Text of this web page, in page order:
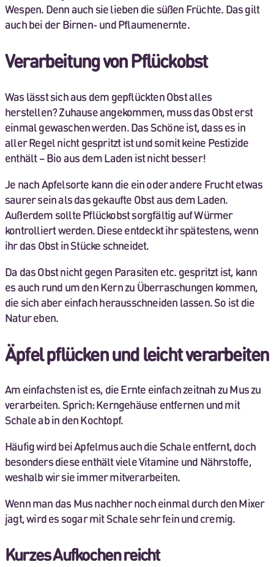
Wespen. Denn auch sie lieben die süßen Früchte. Das gilt
auch bei der Birnen- und Pflaumenernte.
Verarbeitung von Pflückobst
Was lässt sich aus dem gepflückten Obst alles
herstellen? Zuhause angekommen, muss das Obst erst
einmal gewaschen werden. Das Schöne ist, dass es in
aller Regel nicht gespritzt ist und somit keine Pestizide
enthält – Bio aus dem Laden ist nicht besser!
Je nach Apfelsorte kann die ein oder andere Frucht etwas
saurer sein als das gekaufte Obst aus dem Laden.
Außerdem sollte Pflückobst sorgfältig auf Würmer
kontrolliert werden. Diese entdeckt ihr spätestens, wenn
ihr das Obst in Stücke schneidet.
Da das Obst nicht gegen Parasiten etc. gespritzt ist, kann
es auch rund um den Kern zu Überraschungen kommen,
die sich aber einfach herausschneiden lassen. So ist die
Natur eben.
Äpfel pflücken und leicht verarbeiten
Am einfachsten ist es, die Ernte einfach zeitnah zu Mus zu
verarbeiten. Sprich: Kerngehäuse entfernen und mit
Schale ab in den Kochtopf.
Häufig wird bei Apfelmus auch die Schale entfernt, doch
besonders diese enthält viele Vitamine und Nährstoffe,
weshalb wir sie immer mitverarbeiten.
Wenn man das Mus nachher noch einmal durch den Mixer
jagt, wird es sogar mit Schale sehr fein und cremig.
Kurzes Aufkochen reicht